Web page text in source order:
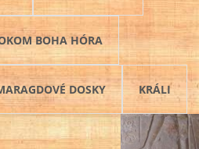
BOHA HÓRA
DOSKY KRÁLI